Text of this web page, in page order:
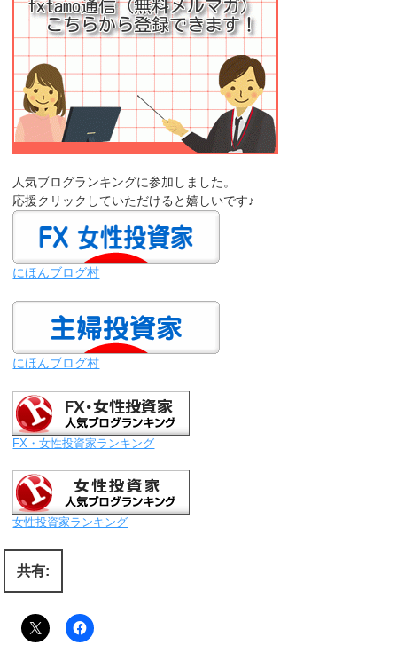
人気ブログランキングに参加しました。
応援クリックしていただけると嬉しいです♪
にほんブログ村
にほんブログ村
FX・女性投資家ランキング
女性投資家ランキング
共有: